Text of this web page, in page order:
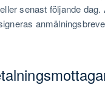
senast följande dag.